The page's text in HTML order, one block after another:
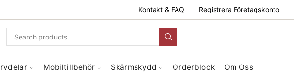
Kontakt & FAQ Registrera Företagskonto
Mobiltillbehör Skärmskydd Orderblock Om Oss